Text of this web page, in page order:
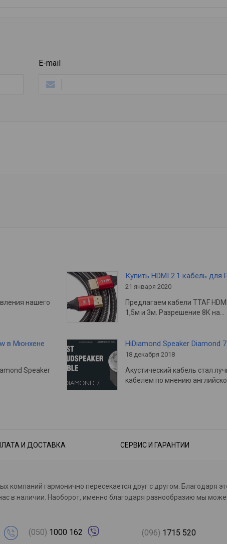
E-mail
нашего
Купить HDMI 2.1 кабель для
21 января 2020
Предлагаем кабели TTAF
1,5м и 3м. Разрешение 8К на…
в Мюнхене
Speaker
HiDiamond Speaker
18 декабря 2018
Акустический кабель стал
кабелем по мнению
И ДОСТАВКА СЕРВИС И ГАРАНТИИ
компаний гармонично пересекается друг с другом. Благодаря
в наличии. Наоборот, именно благодаря разнообразию мы
(050) 1000 162 (096) 1715 520